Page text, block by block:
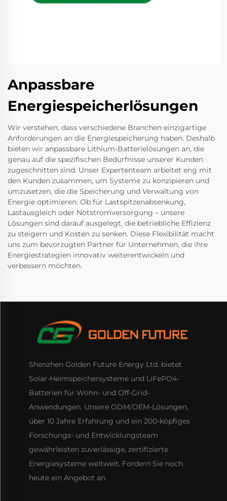
Anpassbare
Energiespeicherlösungen
Wir verstehen, dass verschiedene Branchen einzigartige
Anforderungen an die Energiespeicherung haben. Deshalb
bieten wir anpassbare Lithium-Batterielösungen an, die
genau auf die spezifischen Bedürfnisse unserer Kunden
zugeschnitten sind. Unser Expertenteam arbeitet eng mit
den Kunden zusammen, um Systeme zu konzipieren und
umzusetzen, die die Speicherung und Verwaltung von
Energie optimieren. Ob für Lastspitzenabsenkung,
Lastausgleich oder Notstromversorgung – unsere
Lösungen sind darauf ausgelegt, die betriebliche Effizienz
zu steigern und Kosten zu senken. Diese Flexibilität macht
uns zum bevorzugten Partner für Unternehmen, die ihre
Energiestrategien innovativ weiterentwickeln und
verbessern möchten.
Shenzhen Golden Future Energy Ltd. bietet
Solar-Heimspeichersysteme und LiFePO4-
Batterien für Wohn- und Off-Grid-
Anwendungen. Unsere ODM/OEM-Lösungen,
über 10 Jahre Erfahrung und ein 200-köpfiges
Forschungs- und Entwicklungsteam
gewährleisten zuverlässige, zertifizierte
Energiesysteme weltweit. Fordern Sie noch
heute ein Angebot an.